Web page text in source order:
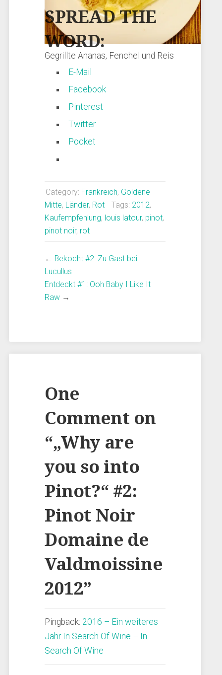
Gegrillte Ananas, Fenchel und Reis
SPREAD THE
WORD:
E-Mail
Facebook
Pinterest
Twitter
Pocket
Category: Frankreich, Goldene
Mitte, Länder, Rot Tags: 2012,
Kaufempfehlung, louis latour, pinot,
pinot noir, rot
← Bekocht #2: Zu Gast bei
Lucullus
Entdeckt #1: Ooh Baby I Like It
Raw→
One
Comment on
“„Why are
you so into
Pinot?“ #2:
Pinot Noir
Domaine de
Valdmoissine
2012”
Pingback: 2016 – Ein weiteres
Jahr In Search Of Wine – In
Search Of Wine